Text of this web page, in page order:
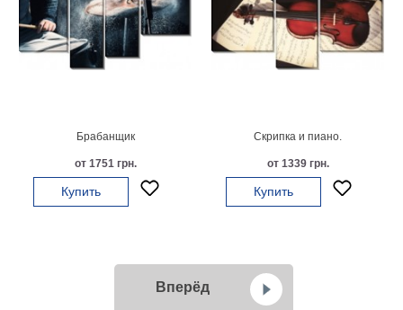
Брабанщик
от 1751 грн.
Купить
Скрипка и пиано.
от 1339 грн.
Купить
Вперёд